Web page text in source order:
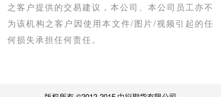
之客户提供的交易建议，本公司、本公司员工亦不
为该机构之客户因使用本文件/图片/视频引起的任
何损失承担任何责任。